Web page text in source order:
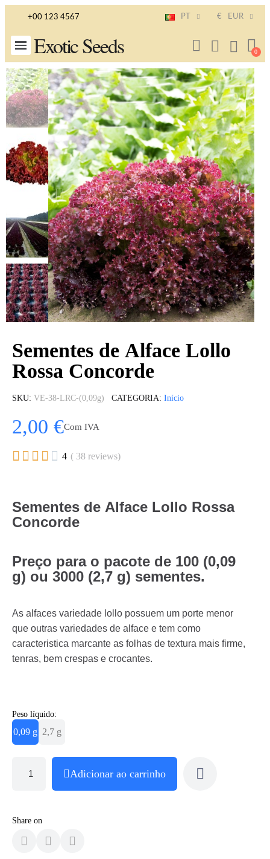
+00 123 4567 PT € EUR
Exotic Seeds
Sementes de Alface Lollo
Rossa Concorde
SKU VE-38-LRC-(0,09g) CATEGORIA Início
2,00 €Com IVA
     4 ( 38 reviews)
Sementes de Alface Lollo Rossa
Concorde
Preço para o pacote de 100 (0,09
g) ou 3000 (2,7 g) sementes.
As alfaces variedade lollo possuem um porte menor
que outras variedades de alface e tem como
caracteristica marcante as folhas de textura mais firme,
tenras, bem crespas e crocantes.
Peso líquido:
0,09 g 2,7 g
Adicionar ao carrinho
Share on